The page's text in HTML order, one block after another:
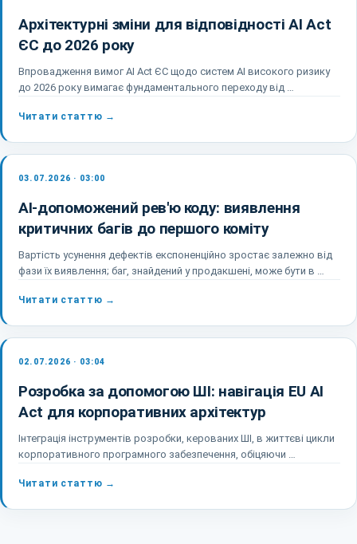
Архітектурні зміни для відповідності AI Act
ЄС до 2026 року
Впровадження вимог AI Act ЄС щодо систем AI високого ризику
до 2026 року вимагає фундаментального переходу від …
Читати статтю →
03.07.2026 · 03:00
AI-допоможений рев'ю коду: виявлення
критичних багів до першого коміту
Вартість усунення дефектів експоненційно зростає залежно від
фази їх виявлення; баг, знайдений у продакшені, може бути в …
Читати статтю →
02.07.2026 · 03:04
Розробка за допомогою ШІ: навігація EU AI
Act для корпоративних архітектур
Інтеграція інструментів розробки, керованих ШІ, в життєві цикли
корпоративного програмного забезпечення, обіцяючи …
Читати статтю →